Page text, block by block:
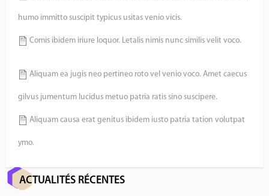
humo immitto suscipit typicus usitas venio vicis.
Comis ibidem iriure loquor. Letalis nimis nunc similis velit voco.
Aliquam ea jugis neo pertineo roto vel venio voco. Amet caecus
gilvus jumentum lucidus metuo patria ratis sino suscipere.
Aliquam causa erat genitus ibidem iusto patria tation volutpat
ymo.
ACTUALITÉS RÉCENTES